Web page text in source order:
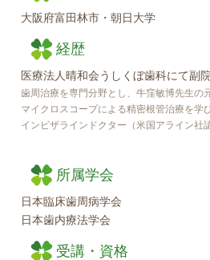
大阪府富田林市・朝日大学
経歴
医療法人晴和会うしくぼ歯科にて副
歯周治療を専門分野とし、牛窪敏博先生の元
マイクロスコープによる精密根管治療を学
インビザラインドクター（米国アライン社
所属学会
日本臨床歯周病学会
日本歯内療法学会
受講・資格